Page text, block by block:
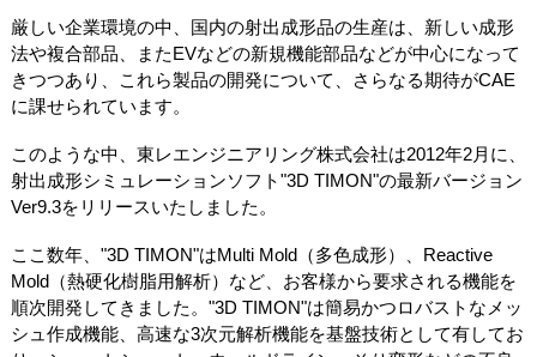
厳しい企業環境の中、国内の射出成形品の生産は、新しい成形
法や複合部品、またEVなどの新規機能部品などが中心になって
きつつあり、これら製品の開発について、さらなる期待がCAE
に課せられています。
このような中、東レエンジニアリング株式会社は2012年2月に、
射出成形シミュレーションソフト"3D TIMON"の最新バージョン
Ver9.3をリリースいたしました。
ここ数年、"3D TIMON"はMulti Mold（多色成形）、Reactive
Mold（熱硬化樹脂用解析）など、お客様から要求される機能を
順次開発してきました。"3D TIMON"は簡易かつロバストなメッ
シュ作成機能、高速な3次元解析機能を基盤技術として有してお